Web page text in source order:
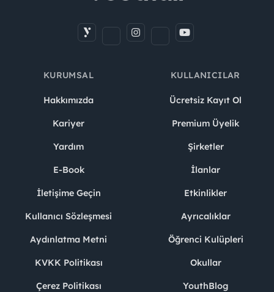
KURUMSAL
Hakkımızda
Kariyer
Yardım
E-Book
İletişime Geçin
Kullanıcı Sözleşmesi
Aydınlatma Metni
KVKK Politikası
Çerez Politikası
KULLANICILAR
Ücretsiz Kayıt Ol
Premium Üyelik
Şirketler
İlanlar
Etkinlikler
Ayrıcalıklar
Öğrenci Kulüpleri
Okullar
YouthBlog